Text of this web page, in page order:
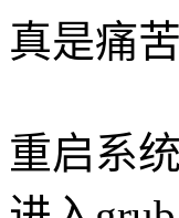
真是痛
重启系